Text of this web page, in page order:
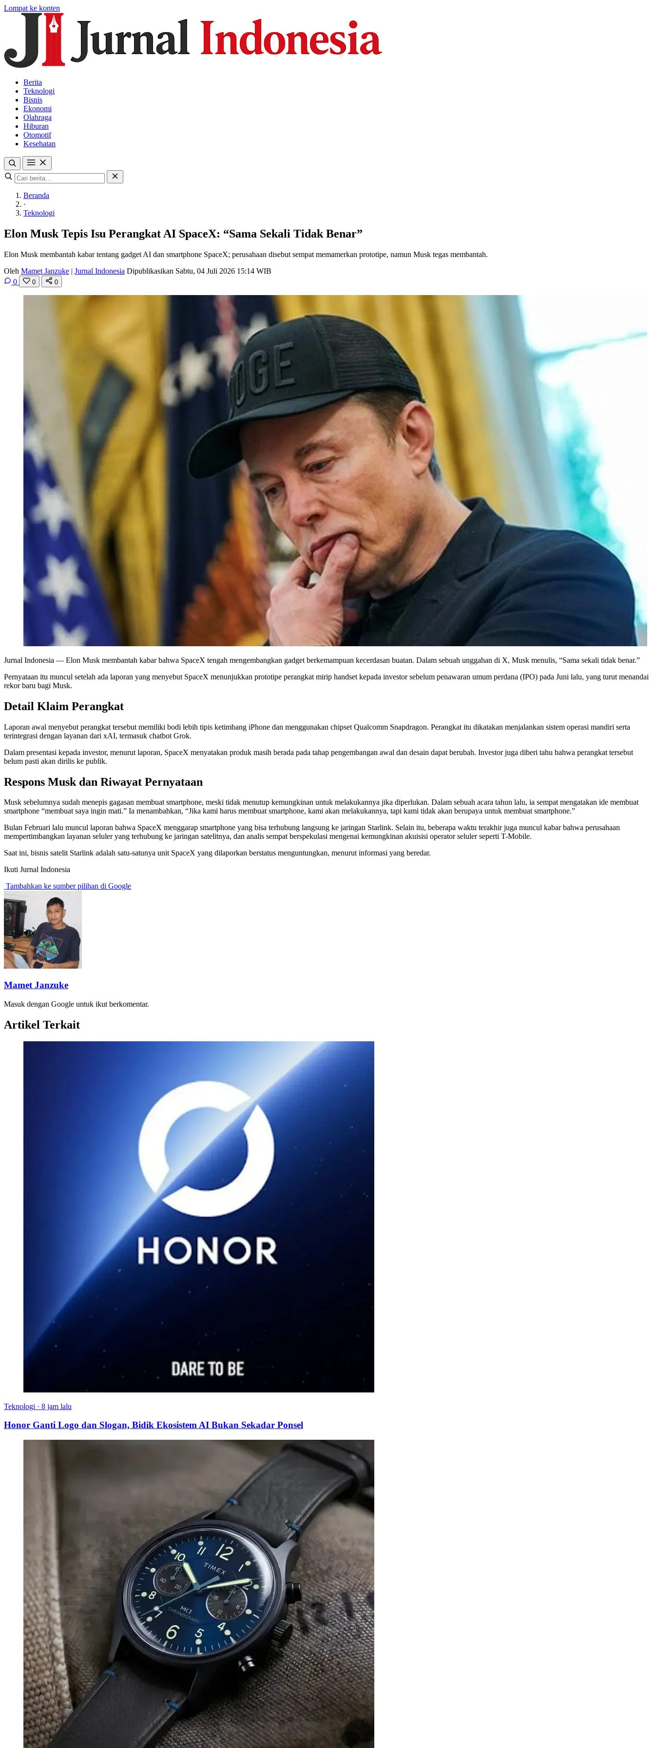
Lompat ke konten
Berita
Teknologi
Bisnis
Ekonomi
Olahraga
Hiburan
Otomotif
Kesehatan
Beranda
·
Teknologi
Elon Musk Tepis Isu Perangkat AI SpaceX: “Sama Sekali Tidak Benar”
Elon Musk membantah kabar tentang gadget AI dan smartphone SpaceX; perusahaan disebut sempat memamerkan prototipe, namun Musk tegas membantah.
Oleh Mamet Janzuke | Jurnal Indonesia Dipublikasikan Sabtu, 04 Juli 2026 15:14 WIB
0
0 0
Jurnal Indonesia — Elon Musk membantah kabar bahwa SpaceX tengah mengembangkan gadget berkemampuan kecerdasan buatan. Dalam sebuah unggahan di X, Musk menulis, “Sama sekali tidak benar.”
Pernyataan itu muncul setelah ada laporan yang menyebut SpaceX menunjukkan prototipe perangkat mirip handset kepada investor sebelum penawaran umum perdana (IPO) pada Juni lalu, yang turut menandai
rekor baru bagi Musk.
Detail Klaim Perangkat
Laporan awal menyebut perangkat tersebut memiliki bodi lebih tipis ketimbang iPhone dan menggunakan chipset Qualcomm Snapdragon. Perangkat itu dikatakan menjalankan sistem operasi mandiri serta
terintegrasi dengan layanan dari xAI, termasuk chatbot Grok.
Dalam presentasi kepada investor, menurut laporan, SpaceX menyatakan produk masih berada pada tahap pengembangan awal dan desain dapat berubah. Investor juga diberi tahu bahwa perangkat tersebut
belum pasti akan dirilis ke publik.
Respons Musk dan Riwayat Pernyataan
Musk sebelumnya sudah menepis gagasan membuat smartphone, meski tidak menutup kemungkinan untuk melakukannya jika diperlukan. Dalam sebuah acara tahun lalu, ia sempat mengatakan ide membuat
smartphone “membuat saya ingin mati.” Ia menambahkan, “Jika kami harus membuat smartphone, kami akan melakukannya, tapi kami tidak akan berupaya untuk membuat smartphone.”
Bulan Februari lalu muncul laporan bahwa SpaceX menggarap smartphone yang bisa terhubung langsung ke jaringan Starlink. Selain itu, beberapa waktu terakhir juga muncul kabar bahwa perusahaan
mempertimbangkan layanan seluler yang terhubung ke jaringan satelitnya, dan analis sempat berspekulasi mengenai kemungkinan akuisisi operator seluler seperti T-Mobile.
Saat ini, bisnis satelit Starlink adalah satu-satunya unit SpaceX yang dilaporkan berstatus menguntungkan, menurut informasi yang beredar.
Ikuti Jurnal Indonesia
Tambahkan ke sumber pilihan di Google
Mamet Janzuke
Masuk dengan Google untuk ikut berkomentar.
Artikel Terkait
Teknologi · 8 jam lalu
Honor Ganti Logo dan Slogan, Bidik Ekosistem AI Bukan Sekadar Ponsel